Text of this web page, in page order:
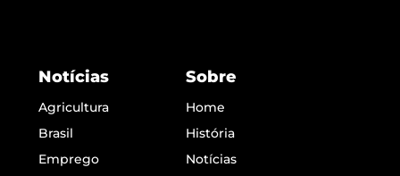
Notícias
Agricultura
Brasil
Emprego
Sobre
Home
História
Notícias